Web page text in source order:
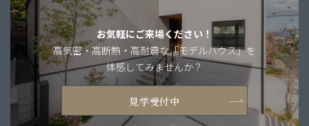
お気軽にご来場ください！
高気密・高断熱・ 高耐震な「モデルハウス」を
体感してみませんか？
見学受付中